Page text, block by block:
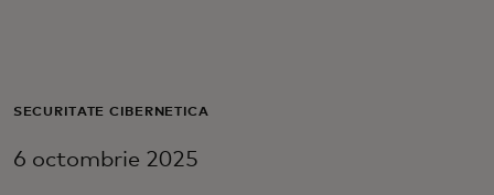
Pentru companii
SECURITATE CIBERNETICĂ
6 octombrie 2025